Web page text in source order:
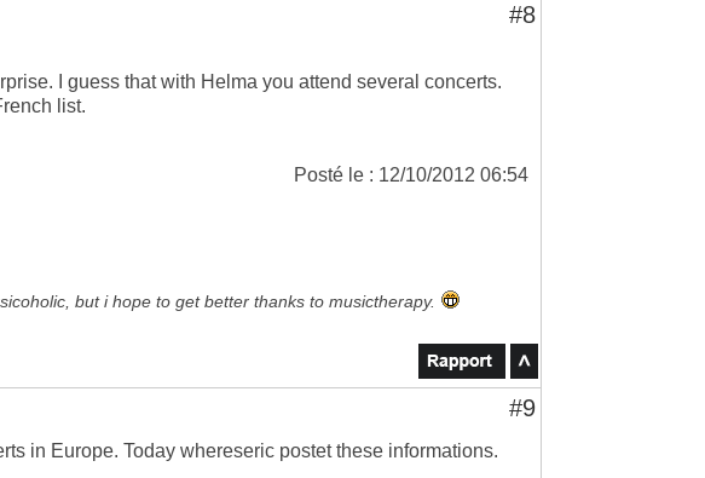
#8
I guess that with Helma you attend several concerts.
list.
Posté le : 12/10/2012 06:54
but i hope to get better thanks to musictherapy.
#9
in Europe. Today whereseric postet these informations.